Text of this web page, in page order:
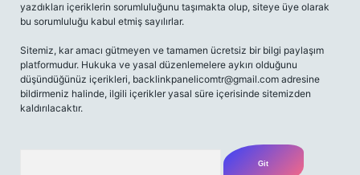
yazdıkları içeriklerin sorumluluğunu taşımakta olup, siteye üye olarak
bu sorumluluğu kabul etmiş sayılırlar.
Sitemiz, kar amacı gütmeyen ve tamamen ücretsiz bir bilgi paylaşım
platformudur. Hukuka ve yasal düzenlemelere aykırı olduğunu
düşündüğünüz içerikleri, backlinkpanelicomtr@gmail.com adresine
bildirmeniz halinde, ilgili içerikler yasal süre içerisinde sitemizden
kaldırılacaktır.